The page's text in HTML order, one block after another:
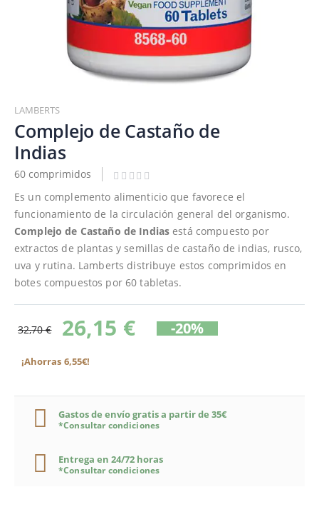
al
comienzo
de
galería
imágenes
LAMBERTS
Complejo de Castaño de
Indias
60 comprimidos
Es un complemento alimenticio que favorece el
funcionamiento de la circulación general del organismo.
Complejo de Castaño de Indias está compuesto por
extractos de plantas y semillas de castaño de indias, rusco,
uva y rutina. Lamberts distribuye estos comprimidos en
botes compuestos por 60 tabletas.
32,70 € 26,15 € -20%
¡Ahorras 6,55€!
Gastos de envío gratis a partir de 35€
*Consultar condiciones
Entrega en 24/72 horas
*Consultar condiciones